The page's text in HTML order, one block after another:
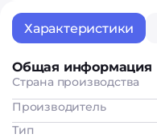
Характеристики
Общая информация
Страна производства
Производитель
Тип